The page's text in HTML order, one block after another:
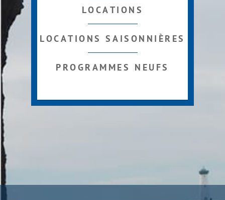
LOCATIONS
LOCATIONS SAISONNIÈRES
PROGRAMMES NEUFS